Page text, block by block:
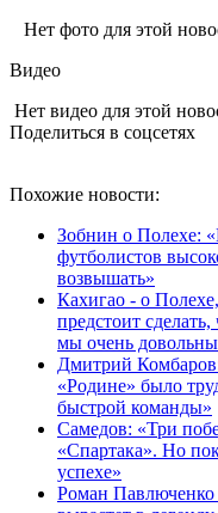
Нет фото для этой
Видео
Нет видео для этой
Поделиться в соцсетях
Похожие новости:
Зобнин о Полехе:
футболистов
возвышать»
Кахигао - о
предстоит
мы очень
Дмитрий
«Родине» было
быстрой команды»
Самедов: «Три
«Спартака». Но
успехе»
Роман Павлюченко